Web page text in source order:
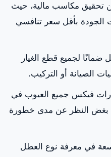
من تحقيق مكاسب مالية، حيث
الجودة بأقل سعر تنافسي
ضمانًا لجميع قطع الغيار
الصيانة أو التركيب.
فيكس جميع العيوب في
بغض النظر عن مدى خطورة
في معرفة نوع العطل